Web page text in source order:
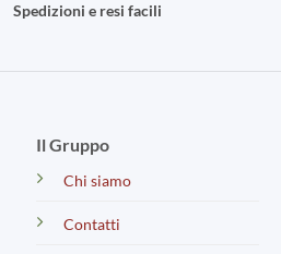
Spedizioni e resi facili
Il Gruppo
Chi siamo
Contatti